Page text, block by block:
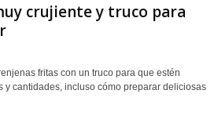
crujiente y truco para
fritas con un truco para que estén
y cantidades, incluso cómo preparar deliciosas